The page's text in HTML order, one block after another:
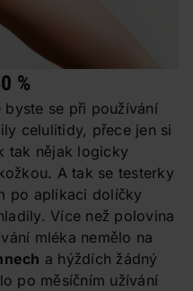
%
se při používání
celulitidy, přece jen si
tak nějak logicky
A tak se testerky
po aplikaci dolíčky
Více než polovina
mléka nemělo na
a hýždích žádný
po měsíčním užívání